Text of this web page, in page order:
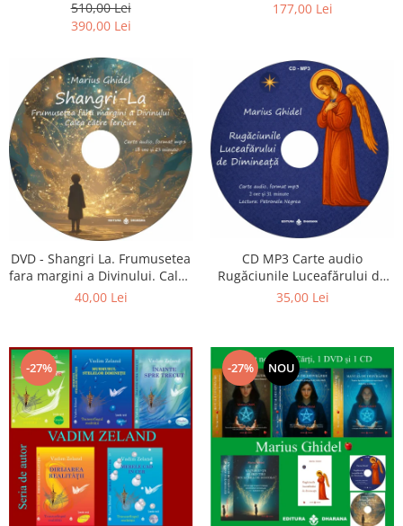
510,00 Lei
390,00 Lei
177,00 Lei
DVD - Shangri La. Frumusetea
fara margini a Divinului. Calea
catre fericire
40,00 Lei
CD MP3 Carte audio
Rugăciunile Luceafărului de
dimineață
35,00 Lei
-27% -27% NOU